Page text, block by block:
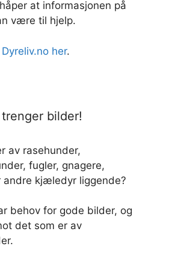
at informasjonen på
være til hjelp.
her.
bilder!
av rasehunder,
fugler, gnagere,
andre kjæledyr liggende?
behov for gode bilder, og
det som er av